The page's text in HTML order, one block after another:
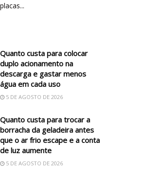
Quanto custa para colocar
duplo acionamento na
descarga e gastar menos
água em cada uso
5 DE AGOSTO DE 2026
Quanto custa para trocar a
borracha da geladeira antes
que o ar frio escape e a conta
de luz aumente
5 DE AGOSTO DE 2026